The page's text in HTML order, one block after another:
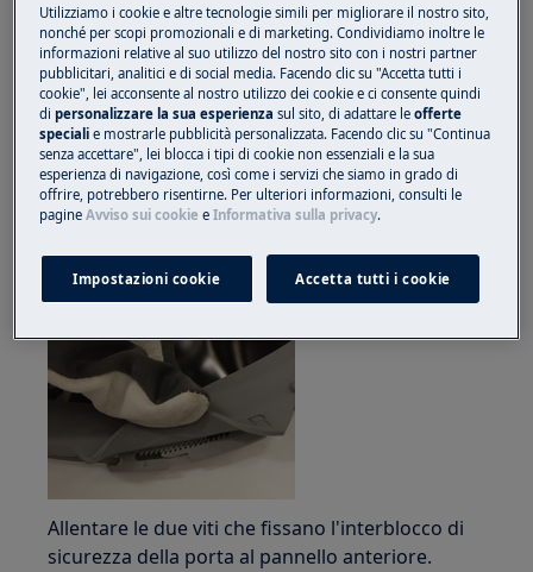
Si prega di notare che l'auto-riparazione o la
riparazione non professionale possono avere
conseguenze sulla sicurezza se non eseguite
correttamente
SICUREZZA PORTA (CON FLANGIA INCORPORATA)
Rimuovere l'anello di plastica che fissa la tenuta
a soffietto al mobile.
Liberare la tenuta a soffietto dall'armadio.
Allentare le due viti che fissano l'interblocco di
sicurezza della porta al pannello anteriore.
Utilizziamo i cookie e altre tecnologie simili per migliorare il nostro sito,
nonché per scopi promozionali e di marketing. Condividiamo inoltre le
informazioni relative al suo utilizzo del nostro sito con i nostri partner
pubblicitari, analitici e di social media. Facendo clic su "Accetta tutti i
cookie", lei acconsente al nostro utilizzo dei cookie e ci consente quindi
dipersonalizzare la sua esperienza sul sito, di adattare leofferte
speciali e mostrarle pubblicità personalizzata. Facendo clic su "Continua
senza accettare", lei blocca i tipi di cookie non essenziali e la sua
esperienza di navigazione, così come i servizi che siamo in grado di
offrire, potrebbero risentirne. Per ulteriori informazioni, consulti le
pagineAvviso sui cookie eInformativa sulla privacy.
Impostazioni cookie Accetta tutti i cookie